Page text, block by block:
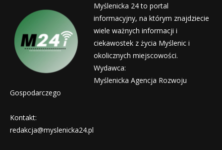
Myślenicka 24 to portal
informacyjny, na którym znajdziecie
wiele ważnych informacji i
ciekawostek z życia Myślenic i
okolicznych miejscowości.
Wydawca:
Myślenicka Agencja Rozwoju
Gospodarczego
Kontakt:
redakcja@myslenicka24.pl